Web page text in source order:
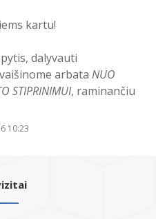
kabineto
ir sergantys
kartu!
dalyvauti
arbata NUO
STIPRINIMUI, raminančiu
10:23